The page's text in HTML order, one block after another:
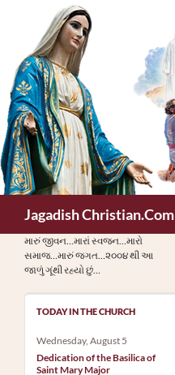
content
Jagadish Christian.Com
મારું જીવન…મારાં સ્વજન…મારો
સમાજ…મારું જગત…૨૦૦૪ થી આ
જાળું ગૂંથી રહ્યો છું…
TODAY IN THE CHURCH
Wednesday, August 5
Dedication of the Basilica of
Saint Mary Major